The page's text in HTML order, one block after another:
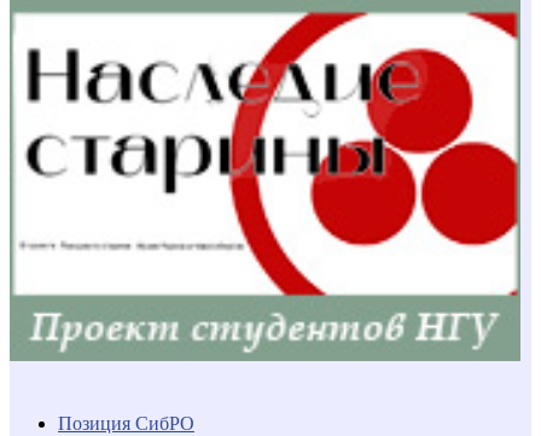
Позиция СибРО